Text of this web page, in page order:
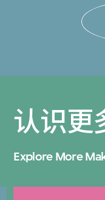
认识更
Explore More